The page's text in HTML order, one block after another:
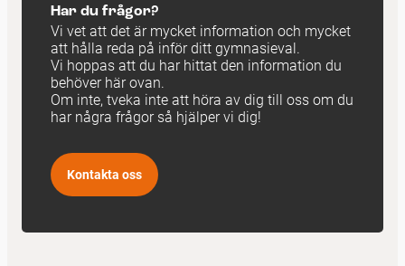
Har du frågor?
Vi vet att det är mycket information och mycket
att hålla reda på inför ditt gymnasieval.
Vi hoppas att du har hittat den information du
behöver här ovan.
Om inte, tveka inte att höra av dig till oss om du
har några frågor så hjälper vi dig!
Kontakta oss